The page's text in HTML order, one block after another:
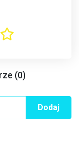
(0)
Dodaj